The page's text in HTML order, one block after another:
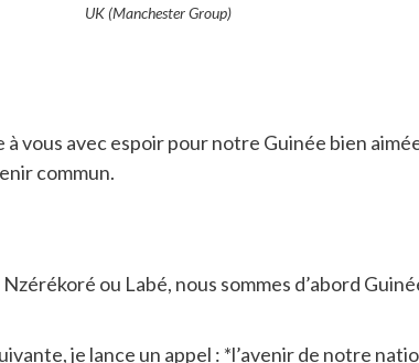
UK (Manchester Group)
à vous avec espoir pour notre Guinée bien
commun.
ou Labé, nous sommes d’abord
je lance un appel : *l’avenir de notre